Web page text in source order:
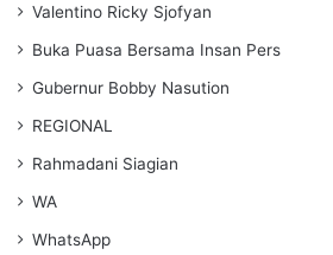
Valentino Ricky Sjofyan
Buka Puasa Bersama Insan Pers
Gubernur Bobby Nasution
REGIONAL
Rahmadani Siagian
WA
WhatsApp